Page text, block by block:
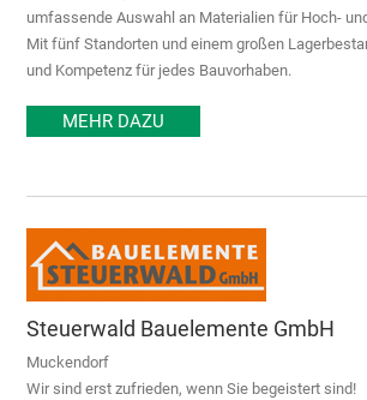
umfassende Auswahl an Materialien für Hoch-
Mit fünf Standorten und einem großen
und Kompetenz für jedes Bauvorhaben.
MEHR DAZU
Steuerwald Bauelemente GmbH
Muckendorf
Wir sind erst zufrieden, wenn Sie begeistert sind!